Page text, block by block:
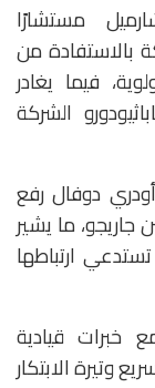
مستشارًا
بالاستفادة من
فيما يغادر
الشركة
دوفال رفع
جاريجو، ما يشير
ارتباطها
خبرات قيادية
وتيرة الابتكار